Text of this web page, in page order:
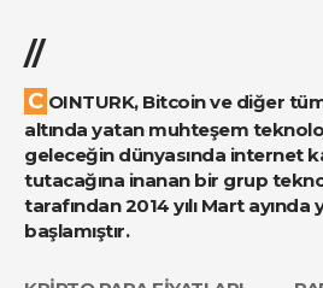
//
COINTURK, Bitcoin ve diğer tüm kripto paraların
altında yatan muhteşem
geleceğin dünyasında internet
tutacağına inanan bir grup
tarafından 2014 yılı Mart ayında
başlamıştır.